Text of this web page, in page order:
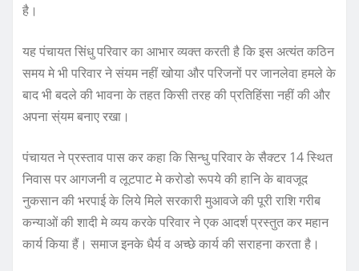
है।
यह पंचायत सिंधु परिवार का आभार व्यक्त करती है कि इस अत्यंत कठिन
समय मे भी परिवार ने संयम नहीं खोया और परिजनों पर जानलेवा हमले के
बाद भी बदले की भावना के तहत किसी तरह की प्रतिहिंसा नहीं की और
अपना स्ंयम बनाए रखा।
पंचायत ने प्रस्ताव पास कर कहा कि सिन्धु परिवार के सैक्टर 14 स्थित
निवास पर आगजनी व लूटपाट मे करोडो रूपये की हानि के बावजूद
नुकसान की भरपाई के लिये मिले सरकारी मुआवजे की पूरी राशि गरीब
कन्याओं की शादी मे व्यय करके परिवार ने एक आदर्श प्रस्तुत कर महान
कार्य किया हैं। समाज इनके धैर्य व अच्छे कार्य की सराहना करता है।